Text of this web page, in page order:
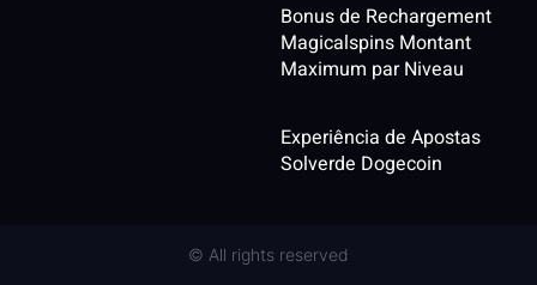
Bonus de Rechargement
Magicalspins Montant
Maximum par Niveau
Experiência de Apostas
Solverde Dogecoin
© All rights reserved